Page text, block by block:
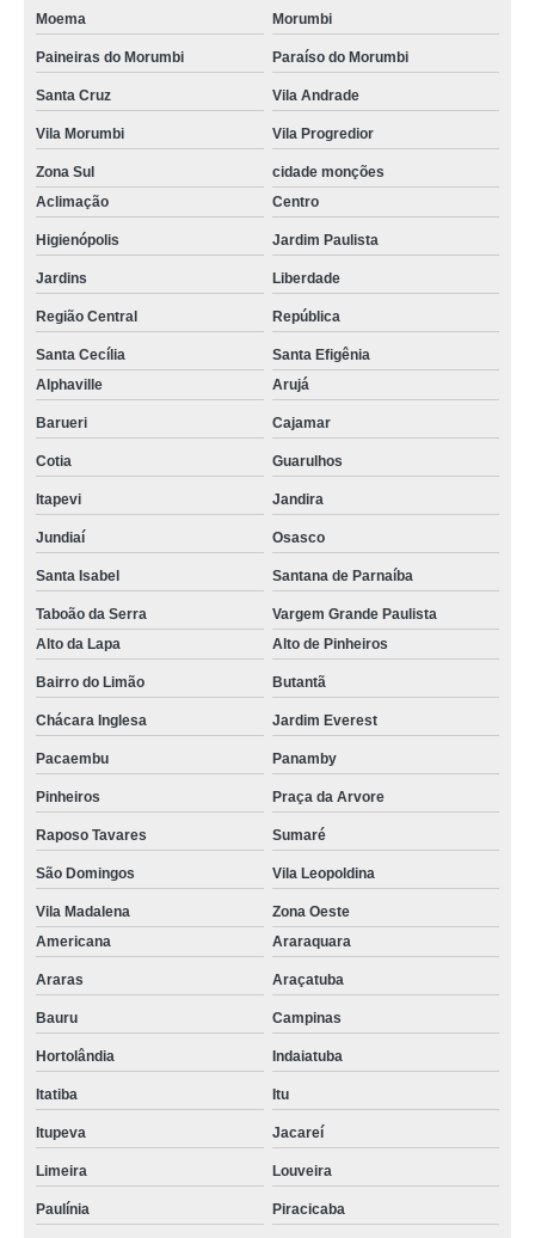
Moema Morumbi
Paineiras do Morumbi Paraíso do Morumbi
Santa Cruz Vila Andrade
Vila Morumbi Vila Progredior
Zona Sul
cidade monções
Aclimação
Centro
Higienópolis Jardim Paulista
Jardins Liberdade
Região Central República
Santa Cecília
Santa Efigênia
Alphaville
Arujá
Barueri Cajamar
Cotia Guarulhos
Itapevi Jandira
Jundiaí Osasco
Santa Isabel Santana de Parnaíba
Taboão da Serra
Vargem Grande Paulista
Alto da Lapa
Alto de Pinheiros
Bairro do Limão Butantã
Chácara Inglesa Jardim Everest
Pacaembu Panamby
Pinheiros Praça da Arvore
Raposo Tavares Sumaré
São Domingos Vila Leopoldina
Vila Madalena
Zona Oeste
Americana
Araraquara
Araras Araçatuba
Bauru Campinas
Hortolândia Indaiatuba
Itatiba Itu
Itupeva Jacareí
Limeira Louveira
Paulínia Piracicaba